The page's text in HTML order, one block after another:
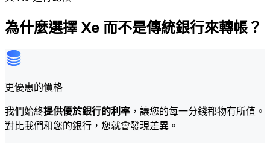
為什麼選擇 Xe 而不是傳統銀行來轉帳？
更優惠的價格
我們始終提供優於銀行的利率 ，讓您的每一分錢都物有所值。
對比我們和您的銀行，您就會發現差異。